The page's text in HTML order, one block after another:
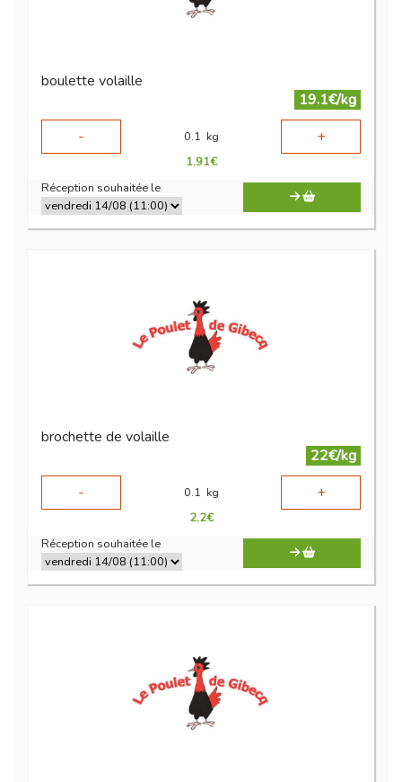
boulette volaille
19.1€/kg
-
0.1 kg +
1.91€
Réception souhaitée le
brochette de volaille
22€/kg
-
0.1 kg +
2.2€
Réception souhaitée le